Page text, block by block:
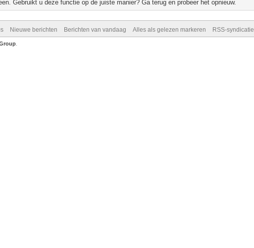
Gebruikt u deze functie op de juiste manier? Ga terug en probeer het opnieuw.
Nieuwe berichten Berichten van vandaag Alles als gelezen markeren RSS-syndicatie
.